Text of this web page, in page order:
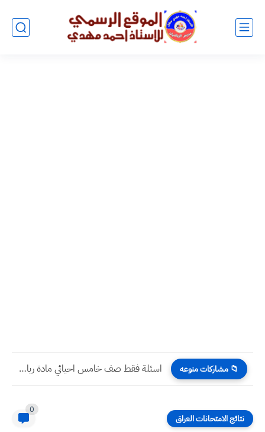
📁 مشاركات منوعه اسئلة فقط صف خامس احيائي مادة رياضيات نهاية الكورس الثاني...
نتائج الامتحانات العراق
0